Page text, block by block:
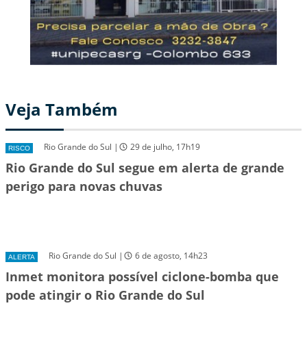
Veja Também
RISCO Rio Grande do Sul | 29 de julho, 17h19
Rio Grande do Sul segue em alerta de grande
perigo para novas chuvas
ALERTA Rio Grande do Sul | 6 de agosto, 14h23
Inmet monitora possível ciclone-bomba que
pode atingir o Rio Grande do Sul